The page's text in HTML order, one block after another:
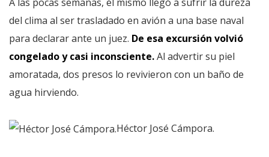
del clima al ser trasladado en avión a una base naval
para declarar ante un juez. De esa excursión volvió
congelado y casi inconsciente.Al advertir su piel
amoratada, dos presos lo revivieron con un baño de
agua hirviendo.
Héctor José Cámpora.